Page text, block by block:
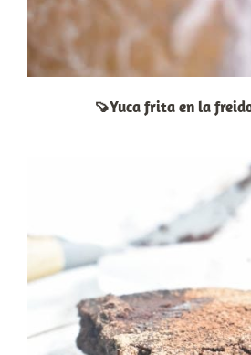
🍠Yuca frita en la